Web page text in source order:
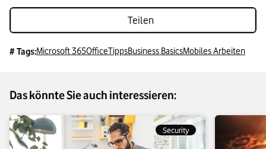
Teilen
# Tags:Microsoft 365OfficeTippsBusiness BasicsMobiles Arbeiten
Das könnte Sie auch interessieren:
Security